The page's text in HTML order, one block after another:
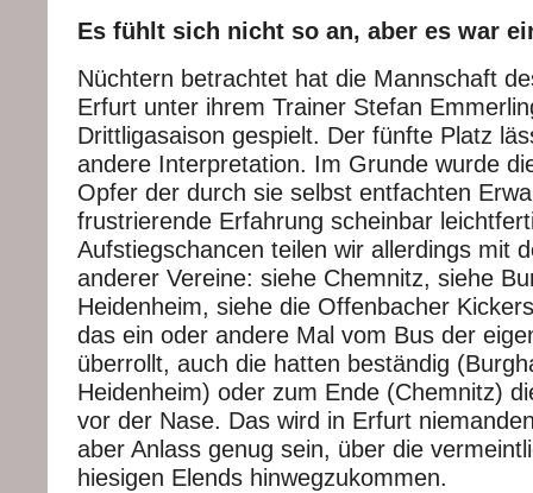
Es fühlt sich nicht so an, aber es war
Nüchtern betrachtet hat die Mannschaft
Erfurt unter ihrem Trainer Stefan
Drittligasaison gespielt. Der fünfte Platz
andere Interpretation. Im Grunde wurde
Opfer der durch sie selbst entfachten
frustrierende Erfahrung scheinbar
Aufstiegschancen teilen wir allerdings mit
anderer Vereine: siehe Chemnitz, siehe
Heidenheim, siehe die Offenbacher
das ein oder andere Mal vom Bus der
überrollt, auch die hatten beständig
Heidenheim) oder zum Ende (Chemnitz)
vor der Nase. Das wird in Erfurt
aber Anlass genug sein, über die
hiesigen Elends hinwegzukommen.